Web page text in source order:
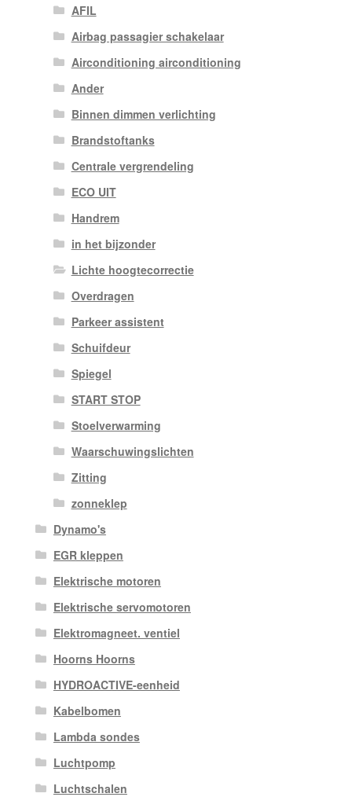
AFIL
Airbag passagier schakelaar
Airconditioning airconditioning
Ander
Binnen dimmen verlichting
Brandstoftanks
Centrale vergrendeling
ECO UIT
Handrem
in het bijzonder
Lichte hoogtecorrectie
Overdragen
Parkeer assistent
Schuifdeur
Spiegel
START STOP
Stoelverwarming
Waarschuwingslichten
Zitting
zonneklep
Dynamo's
EGR kleppen
Elektrische motoren
Elektrische servomotoren
Elektromagneet. ventiel
Hoorns Hoorns
HYDROACTIVE-eenheid
Kabelbomen
Lambda sondes
Luchtpomp
Luchtschalen